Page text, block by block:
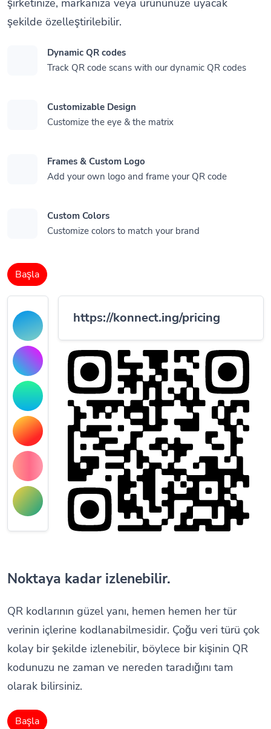
şekilde özelleştirilebilir.
Dynamic QR codes
Track QR code scans with our dynamic QR codes
Customizable Design
Customize the eye & the matrix
Frames & Custom Logo
Add your own logo and frame your QR code
Custom Colors
Customize colors to match your brand
Başla
https://konnect.ing/pricing
Noktaya kadar izlenebilir.
QR kodlarının güzel yanı, hemen hemen her tür
verinin içlerine kodlanabilmesidir. Çoğu veri türü çok
kolay bir şekilde izlenebilir, böylece bir kişinin QR
kodunuzu ne zaman ve nereden taradığını tam
olarak bilirsiniz.
Başla